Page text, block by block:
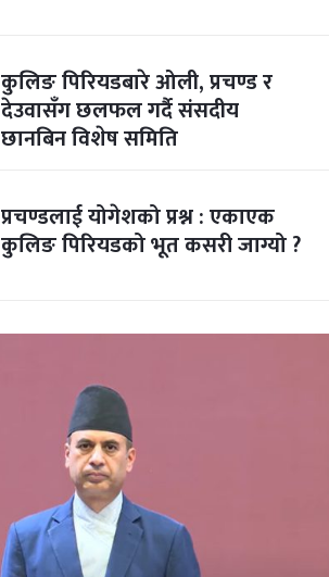
कुलिङ पिरियडबारे ओली, प्रचण्ड र
देउवासँग छलफल गर्दै संसदीय
छानबिन विशेष समिति
प्रचण्डलाई योगेशको प्रश्न : एकाएक
कुलिङ पिरियडको भूत कसरी जाग्यो ?